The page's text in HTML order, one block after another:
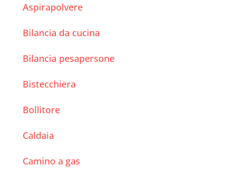
Aspirapolvere
Bilancia da cucina
Bilancia pesapersone
Bistecchiera
Bollitore
Caldaia
Camino a gas